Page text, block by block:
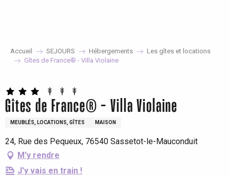
Accueil SEJOURS Hébergements
Les gîtes et locations
Gîtes de France® - Villa Violaine
Gîtes de France® - Villa Violaine
MEUBLÉS, LOCATIONS, GÎTES MAISON
24, Rue des Pequeux, 76540 Sassetot-le-Mauconduit
M'y rendre
J'y vais en train !